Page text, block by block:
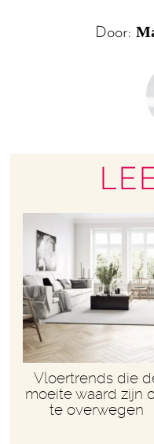
Door:
Vloertrends die
moeite waard zijn
te overwegen